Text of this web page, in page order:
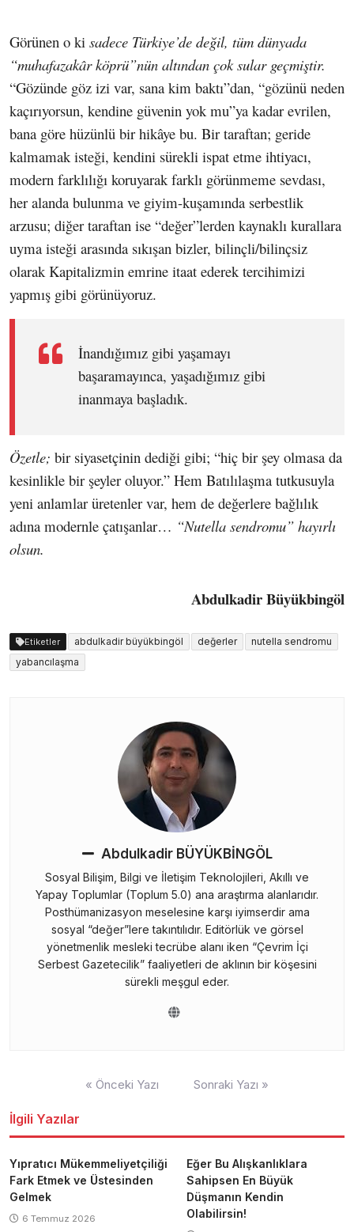
Görünen o ki sadece Türkiye’de değil, tüm dünyada
“muhafazakâr köprü”nün altından çok sular geçmiştir.
“Gözünde göz izi var, sana kim baktı”dan, “gözünü neden
kaçırıyorsun, kendine güvenin yok mu”ya kadar evrilen,
bana göre hüzünlü bir hikâye bu. Bir taraftan; geride
kalmamak isteği, kendini sürekli ispat etme ihtiyacı,
modern farklılığı koruyarak farklı görünmeme sevdası,
her alanda bulunma ve giyim-kuşamında serbestlik
arzusu; diğer taraftan ise “değer”lerden kaynaklı kurallara
uyma isteği arasında sıkışan bizler, bilinçli/bilinçsiz
olarak Kapitalizmin emrine itaat ederek tercihimizi
yapmış gibi görünüyoruz.
İnandığımız gibi yaşamayı
başaramayınca, yaşadığımız gibi
inanmaya başladık.
Özetle; bir siyasetçinin dediği gibi; “hiç bir şey olmasa da
kesinlikle bir şeyler oluyor.” Hem Batılılaşma tutkusuyla
yeni anlamlar üretenler var, hem de değerlere bağlılık
adına modernle çatışanlar… “Nutella sendromu” hayırlı
olsun.
Abdulkadir Büyükbingöl
Etiketler abdulkadir büyükbingöl değerler
nutella sendromu
yabancılaşma
Abdulkadir BÜYÜKBİNGÖL
Sosyal Bilişim, Bilgi ve İletişim Teknolojileri, Akıllı ve
Yapay Toplumlar (Toplum 5.0) ana araştırma alanlarıdır.
Posthümanizasyon meselesine karşı iyimserdir ama
sosyal “değer”lere takıntılıdır. Editörlük ve görsel
yönetmenlik mesleki tecrübe alanı iken “Çevrim İçi
Serbest Gazetecilik” faaliyetleri de aklının bir köşesini
sürekli meşgul eder.
« Önceki Yazı Sonraki Yazı »
İlgili Yazılar
Yıpratıcı Mükemmeliyetçiliği
Fark Etmek ve Üstesinden
Gelmek
6 Temmuz 2026
Eğer Bu Alışkanlıklara
Sahipsen En Büyük
Düşmanın Kendin
Olabilirsin!